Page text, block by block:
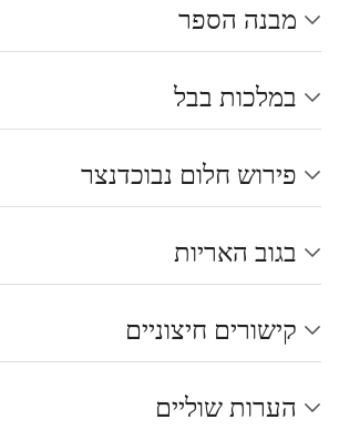
מבנה הספר
במלכות בבל
פירוש חלום נבוכדנצר
בגוב האריות
קישורים חיצוניים
הערות שוליים